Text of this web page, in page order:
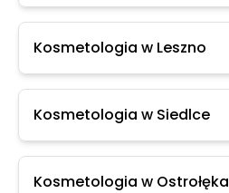
Kosmetologia w Leszno
Kosmetologia w Siedlce
Kosmetologia w Ostrołęka